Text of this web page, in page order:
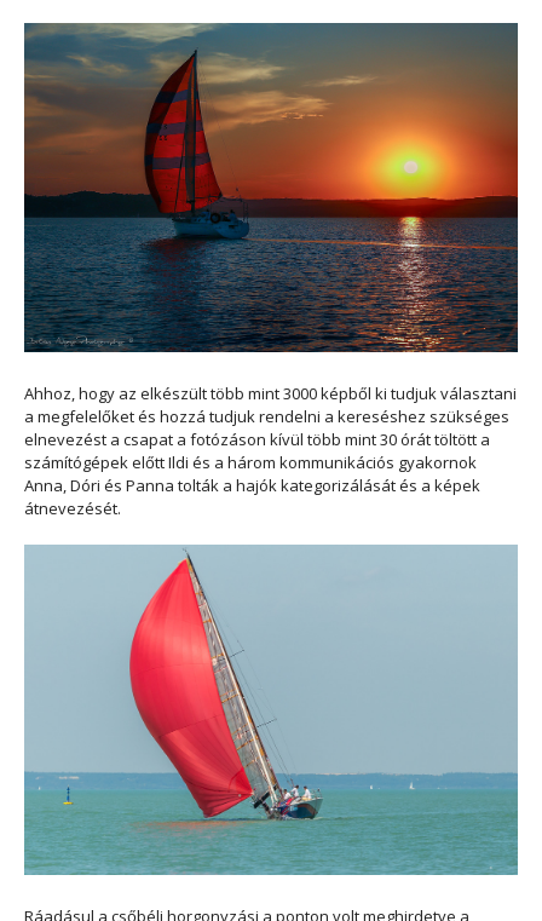
Ahhoz, hogy az elkészült több mint 3000 képből ki tudjuk választani
a megfelelőket és hozzá tudjuk rendelni a kereséshez szükséges
elnevezést a csapat a fotózáson kívül több mint 30 órát töltött a
számítógépek előtt Ildi és a három kommunikációs gyakornok
Anna, Dóri és Panna tolták a hajók kategorizálását és a képek
átnevezését.
Ráadásul a csőbéli horgonyzási a ponton volt meghirdetve a